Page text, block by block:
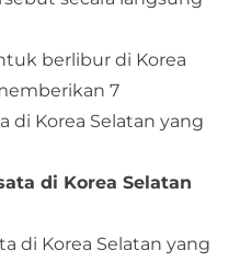
berlibur di Korea
7
di Korea Selatan yang
di Korea Selatan
di Korea Selatan yang